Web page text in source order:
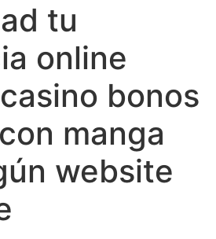
tu
online
bonos
manga
website